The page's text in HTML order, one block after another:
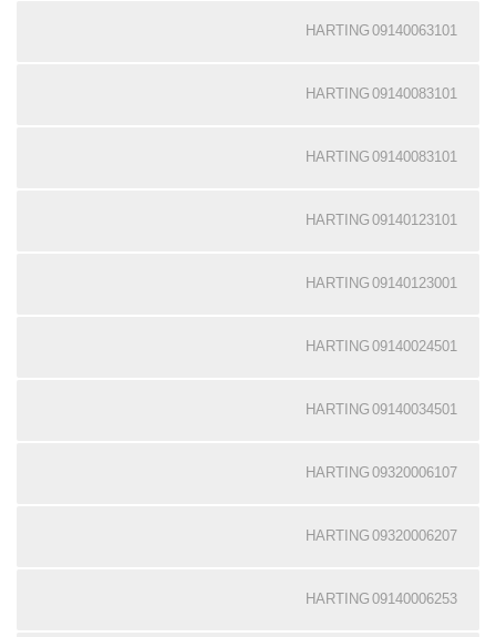
09140063101 HARTING
09140083101 HARTING
09140083101 HARTING
09140123101 HARTING
09140123001 HARTING
09140024501 HARTING
09140034501 HARTING
09320006107 HARTING
09320006207 HARTING
09140006253 HARTING